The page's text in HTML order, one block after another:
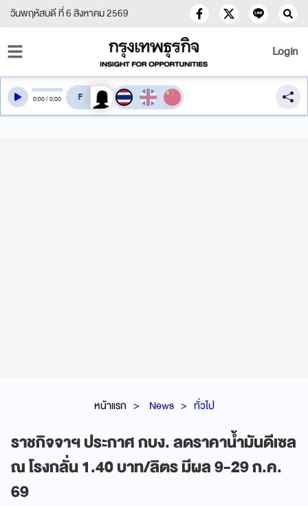
วันพฤหัสบดี ที่ 6 สิงหาคม 2569
Login
หน้าแรก News ทั่วไป
ราชกิจจาฯ ประกาศ กบง. ลดราคาน้ำมันดีเซล
ณ โรงกลั่น 1.40 บาท/ลิตร มีผล 9-29 ก.ค.
69
0:00/0:00 สลับเสียงอ่าน